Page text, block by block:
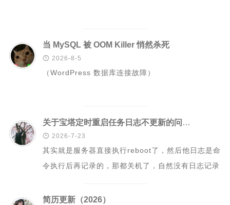
当 MySQL 被 OOM Killer 悄然杀死
 2026-8-5
（WordPress 数据库连接故障）
关于宝塔定时重启任务日志不更新的问题记录及解决方案
 2026-7-23
其实就是服务器直接执行reboot了，然后他日志是命
令执行后再记录的，那都关机了，自然没有日志记录
简历更新（2026）
操作系统
数据结构
Python
C++/C
信息安全
安卓开发